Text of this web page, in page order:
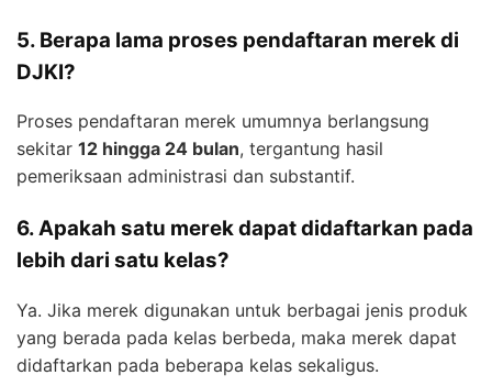
5. Berapa lama proses pendaftaran merek di
DJKI?
Proses pendaftaran merek umumnya berlangsung
sekitar 12 hingga 24 bulan, tergantung hasil
pemeriksaan administrasi dan substantif.
6. Apakah satu merek dapat didaftarkan pada
lebih dari satu kelas?
Ya. Jika merek digunakan untuk berbagai jenis produk
yang berada pada kelas berbeda, maka merek dapat
didaftarkan pada beberapa kelas sekaligus.